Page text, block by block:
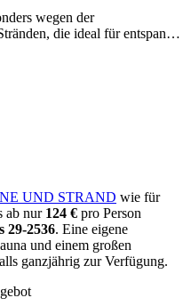
wegen der
die ideal für entspannte
UND STRAND wie für
ab nur 124 € pro Person
29-2536. Eine eigene
und einem großen
ganzjährig zur Verfügung.